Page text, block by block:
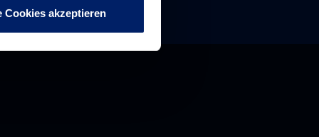
Cookies akzeptieren